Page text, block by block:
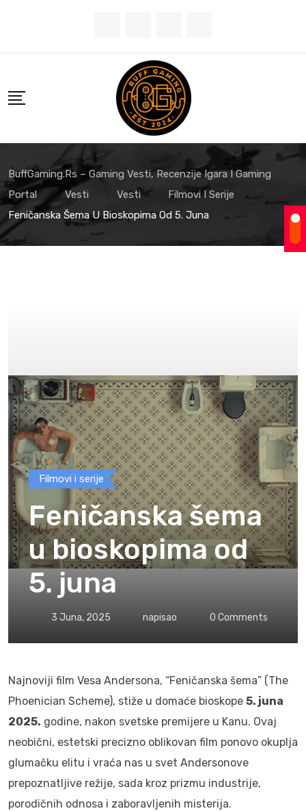
content
BuffGaming.rs – Gaming Vesti, Recenzije Igara I Gaming
Portal
Vesti Vesti
Filmovi I Serije
Feničanska Šema U Bioskopima Od 5. Juna
Filmovi i serije
Feničanska šema
u bioskopima od
5. juna
3 Juna, 2025 napisao 0 Comments
Najnoviji film Vesa Andersona, “Feničanska šema” (The
Phoenician Scheme), stiže u domaće bioskope 5. juna
2025. godine, nakon svetske premijere u Kanu. Ovaj
neobični, estetski precizno oblikovan film ponovo okuplja
glumačku elitu i vraća nas u svet Andersonove
prepoznatljive režije, sada kroz prizmu industrije,
porodičnih odnosa i zaboravljenih misterija.